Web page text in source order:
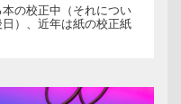
本の校正中（それについ
）、近年は紙の校正紙